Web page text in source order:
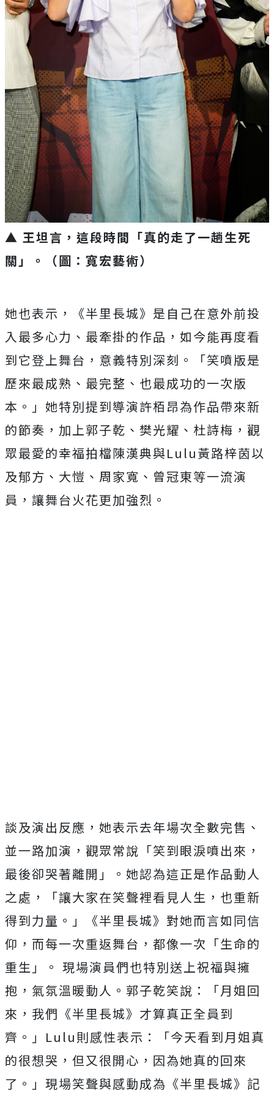
▲ 王坦言，這段時間「真的走了一趟生死
關」。（圖：寬宏藝術）
她也表示，《半里長城》是自己在意外前投
入最多心力、最牽掛的作品，如今能再度看
到它登上舞台，意義特別深刻。「笑噴版是
歷來最成熟、最完整、也最成功的一次版
本。」她特別提到導演許栢昂為作品帶來新
的節奏，加上郭子乾、樊光耀、杜詩梅，觀
眾最愛的幸福拍檔陳漢典與Lulu黃路梓茵以
及郁方、大愷、周家寬、曾冠東等一流演
員，讓舞台火花更加強烈。
談及演出反應，她表示去年場次全數完售、
並一路加演，觀眾常說「笑到眼淚噴出來，
最後卻哭著離開」。她認為這正是作品動人
之處，「讓大家在笑聲裡看見人生，也重新
得到力量。」《半里長城》對她而言如同信
仰，而每一次重返舞台，都像一次「生命的
重生」。 現場演員們也特別送上祝福與擁
抱，氣氛溫暖動人。郭子乾笑說：「月姐回
來，我們《半里長城》才算真正全員到
齊。」 Lulu 則感性表示：「今天看到月姐真
的很想哭，但又很開心，因為她真的回來
了。」現場笑聲與感動成為《半里長城》記